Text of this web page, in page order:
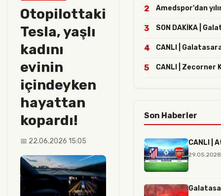
Otopilottaki
Tesla, yaşlı
kadını
evinin
içindeyken
hayattan
kopardı!
📅 22.06.2026 15:05
2 Amedspor'dan
3 SON DAKİKA |
4 CANLI |
5 CANLI | Zecorner
Son Haberler
CANLI |